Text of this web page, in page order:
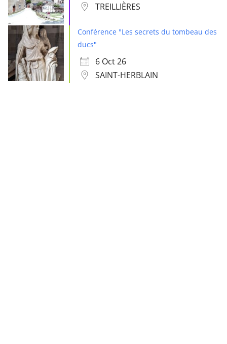
TREILLIÈRES
Conférence "Les secrets du tombeau des
ducs"
6 Oct 26
SAINT-HERBLAIN